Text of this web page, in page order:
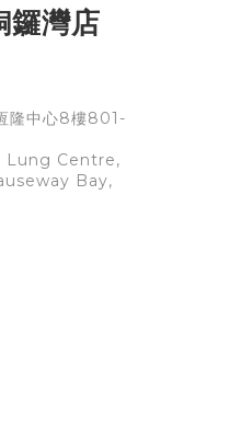
灣店
隆中心8樓801-
Lung Centre,
Bay,